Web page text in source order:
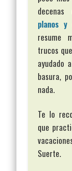
planos y
resume
trucos
ayudado
basura,
nada.
Te lo
que
Suerte.